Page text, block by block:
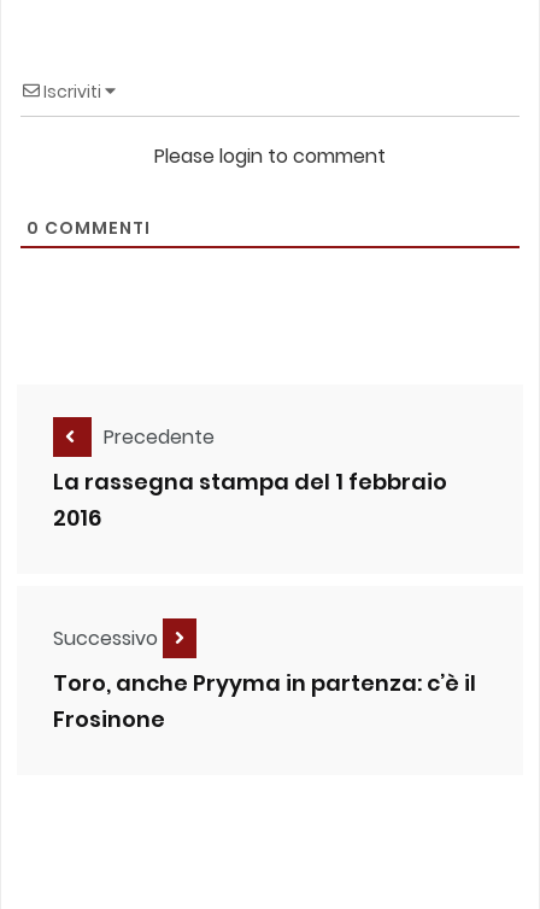
Iscriviti
Please login to comment
0 COMMENTI
Precedente
La rassegna stampa del 1 febbraio
2016
Successivo
Toro, anche Pryyma in partenza: c’è il
Frosinone